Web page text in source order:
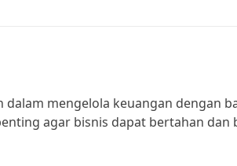
mengelola keuangan dengan
agar bisnis dapat bertahan dan